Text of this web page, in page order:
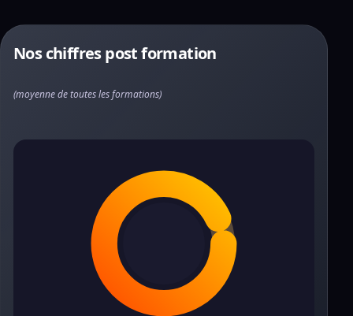
Nos chiffres post formation
(moyenne de toutes les formations)